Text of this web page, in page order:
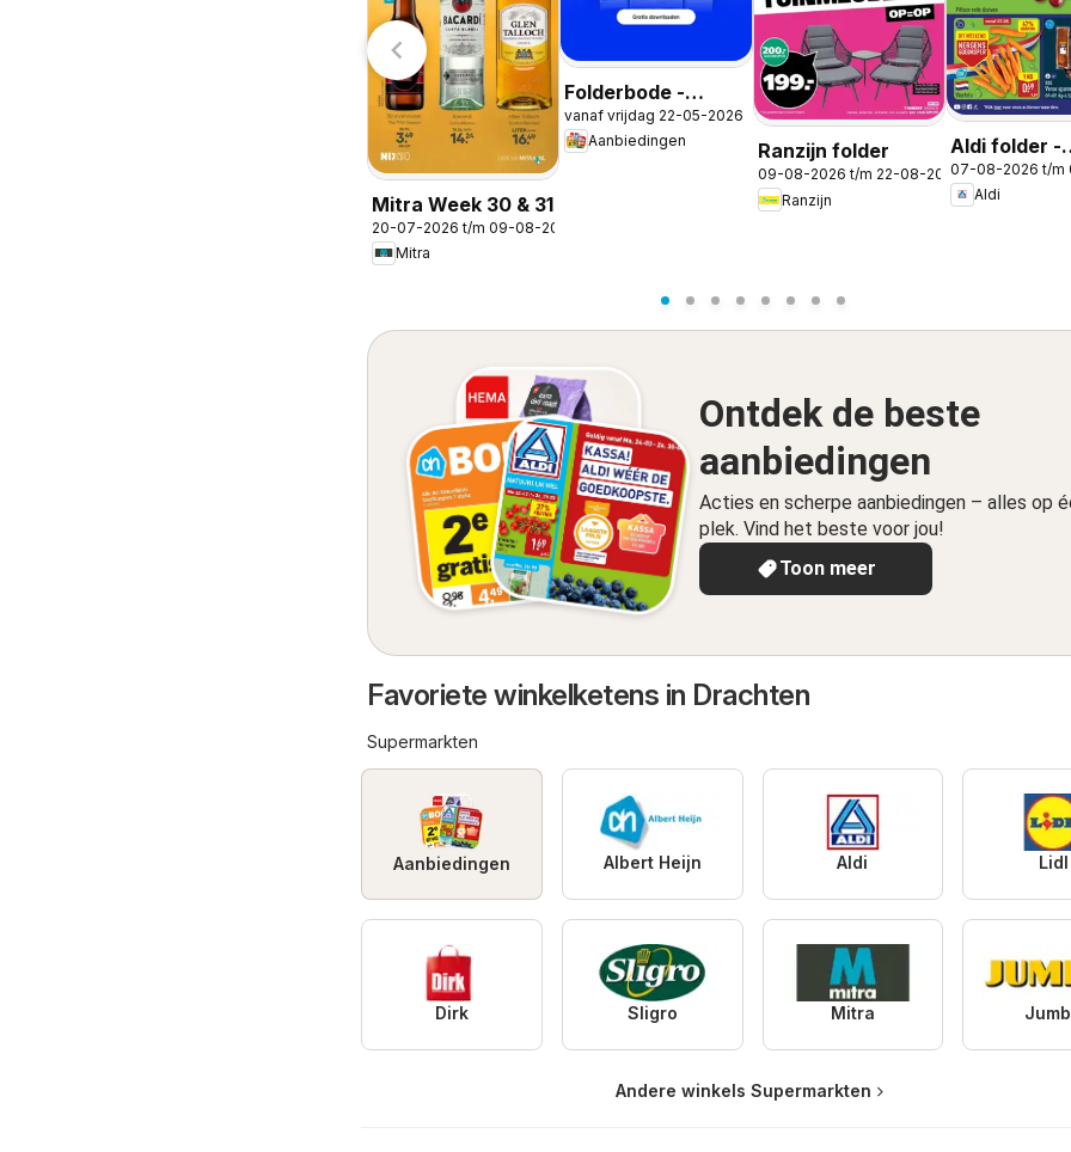
Mitra Week 30 & 31
20-07-2026 t/m 09-08-2026
Mitra
Folderbode -
Aanbiedingen in de
app
vanaf vrijdag 22-05-2026
Aanbiedingen
Ranzijn folder
09-08-2026 t/m 22-08-2026
Ranzijn
Aldi folder -
07-08-2026 t/m
Aldi
Ontdek de beste
aanbiedingen
Acties en scherpe aanbiedingen – alles op
plek. Vind het beste voor jou!
Toon meer
Favoriete winkelketens in Drachten
Supermarkten
Aanbiedingen Albert Heijn Aldi Lidl
Dirk Sligro Mitra
Andere winkels Supermarkten